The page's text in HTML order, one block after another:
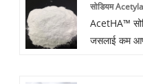
cosamine र
छ। वैकल्पिक
सोडियम
AcetHA™
जसलाई कम